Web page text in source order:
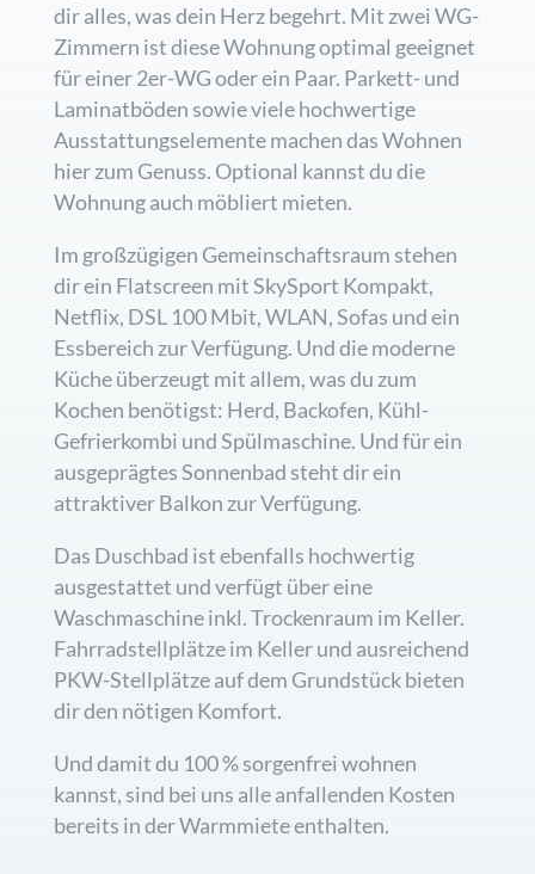
dir alles, was dein Herz begehrt. Mit zwei WG-
Zimmern ist diese Wohnung optimal geeignet
für einer 2er-WG oder ein Paar. Parkett- und
Laminatböden sowie viele hochwertige
Ausstattungselemente machen das Wohnen
hier zum Genuss. Optional kannst du die
Wohnung auch möbliert mieten.
Im großzügigen Gemeinschaftsraum stehen
dir ein Flatscreen mit SkySport Kompakt,
Netflix, DSL 100 Mbit, WLAN, Sofas und ein
Essbereich zur Verfügung. Und die moderne
Küche überzeugt mit allem, was du zum
Kochen benötigst: Herd, Backofen, Kühl-
Gefrierkombi und Spülmaschine. Und für ein
ausgeprägtes Sonnenbad steht dir ein
attraktiver Balkon zur Verfügung.
Das Duschbad ist ebenfalls hochwertig
ausgestattet und verfügt über eine
Waschmaschine inkl. Trockenraum im Keller.
Fahrradstellplätze im Keller und ausreichend
PKW-Stellplätze auf dem Grundstück bieten
dir den nötigen Komfort.
Und damit du 100 % sorgenfrei wohnen
kannst, sind bei uns alle anfallenden Kosten
bereits in der Warmmiete enthalten.